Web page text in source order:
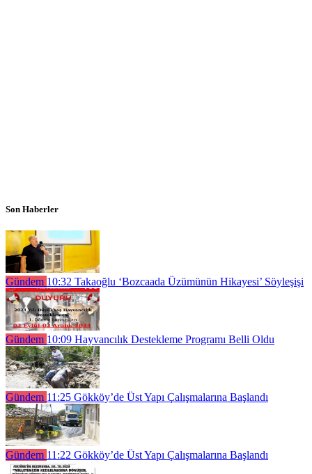
Son Haberler
Gündem 10:32 Takaoğlu ‘Bozcaada Üzümünün Hikayesi’ Söyleşişi
Gündem 10:09 Hayvancılık Destekleme Programı Belli Oldu
Gündem 11:25 Gökköy’de Üst Yapı Çalışmalarına Başlandı
Gündem 11:22 Gökköy’de Üst Yapı Çalışmalarına Başlandı